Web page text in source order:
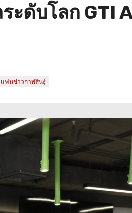
ะดับโลก GTI
ฟนข่าวกาฬสินธุ์